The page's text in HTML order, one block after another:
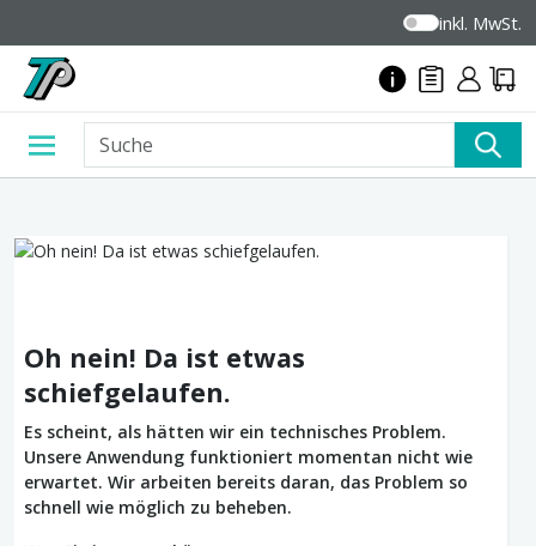
inkl. MwSt.
Oh nein! Da ist etwas
schiefgelaufen.
Es scheint, als hätten wir ein technisches Problem.
Unsere Anwendung funktioniert momentan nicht wie
erwartet. Wir arbeiten bereits daran, das Problem so
schnell wie möglich zu beheben.